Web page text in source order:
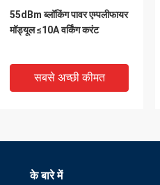
55dBm ब्लॉकिंग पावर एम्पलीफायर
मॉड्यूल ≤10A वर्किंग करंट
सबसे अच्छी कीमत
के बारे में